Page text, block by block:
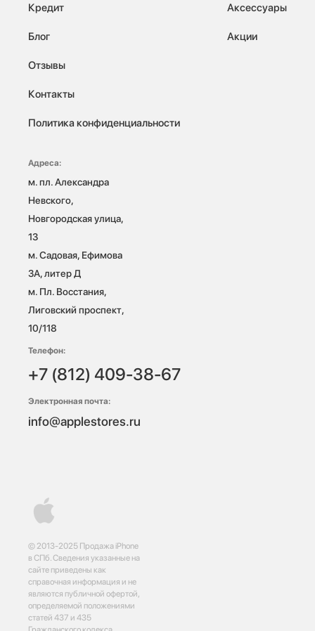
© 2013-2025 Продажа iPhone
в СПб. Сведения указанные на
сайте приведены как
справочная информация и не
являются публичной офертой,
определяемой положениями
статей 437 и 435
Кредит
Блог
Отзывы
Контакты
Политика конфиденциальности
Аксессуары
Акции
Адреса:
м. пл. Александра
Невского,
Новгородская улица,
13
м. Садовая, Ефимова
3А, литер Д
м. Пл. Восстания,
Лиговский проспект,
10/118
Телефон:
+7 (812) 409-38-67
Электронная почта:
info@applestores.ru